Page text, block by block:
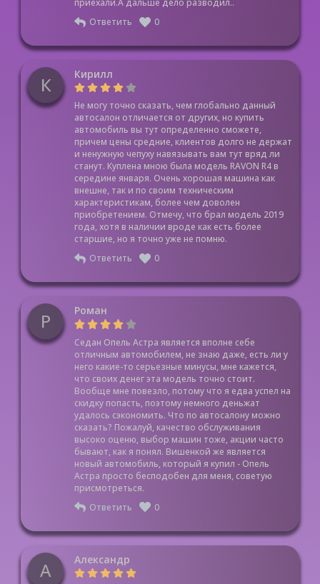
приехали.А дальше дело разводил..
Ответить
0
К Кирилл
Не могу точно сказать, чем глобально данный
автосалон отличается от других, но купить
автомобиль вы тут определенно сможете,
причем цены средние, клиентов долго не держат
и ненужную чепуху навязывать вам тут вряд ли
станут. Куплена мною была модель RAVON R4 в
середине января. Очень хорошая машина как
внешне, так и по своим техническим
характеристикам, более чем доволен
приобретением. Отмечу, что брал модель 2019
года, хотя в наличии вроде как есть более
старшие, но я точно уже не помню.
Ответить
0
Р Роман
Седан Опель Астра является вполне себе
отличным автомобилем, не знаю даже, есть ли у
него какие-то серьезные минусы, мне кажется,
что своих денег эта модель точно стоит.
Вообще мне повезло, потому что я едва успел на
скидку попасть, поэтому немного деньжат
удалось сэкономить. Что по автосалону можно
сказать? Пожалуй, качество обслуживания
высоко оценю, выбор машин тоже, акции часто
бывают, как я понял. Вишенкой же является
новый автомобиль, который я купил - Опель
Астра просто бесподобен для меня, советую
присмотреться.
Ответить
0
А Александр